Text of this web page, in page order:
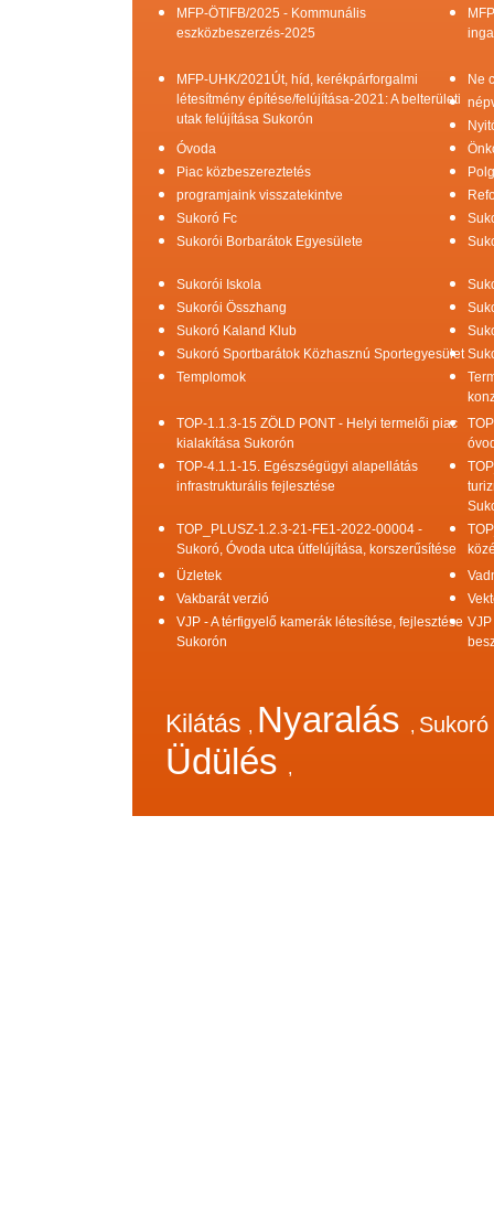
MFP-ÖTIFB/2025 - Kommunális
eszközbeszerzés-2025
MFP-UHK/2021Út, híd, kerékpárforgalmi
létesítmény építése/felújítása-2021: A belterületi
utak felújítása Sukorón
Ne
Óvoda
Piac közbeszereztetés
programjaink visszatekintve
Sukoró Fc
Sukorói Borbarátok Egyesülete
Sukorói Iskola
Sukorói Összhang
Sukoró Kaland Klub
Sukoró Sportbarátok Közhasznú Sportegyesület
Templomok
TOP-1.1.3-15 ZÖLD PONT - Helyi termelői piac
kialakítása Sukorón
TOP-4.1.1-15. Egészségügyi alapellátás
infrastrukturális fejlesztése
TOP_PLUSZ-1.2.3-21-FE1-2022-00004 -
Sukoró, Óvoda utca útfelújítása, korszerűsítése
Üzletek
Vakbarát verzió
VJP - A térfigyelő kamerák létesítése, fejlesztése
Sukorón
Kilátás , Nyaralás , Sukoró
Üdülés ,